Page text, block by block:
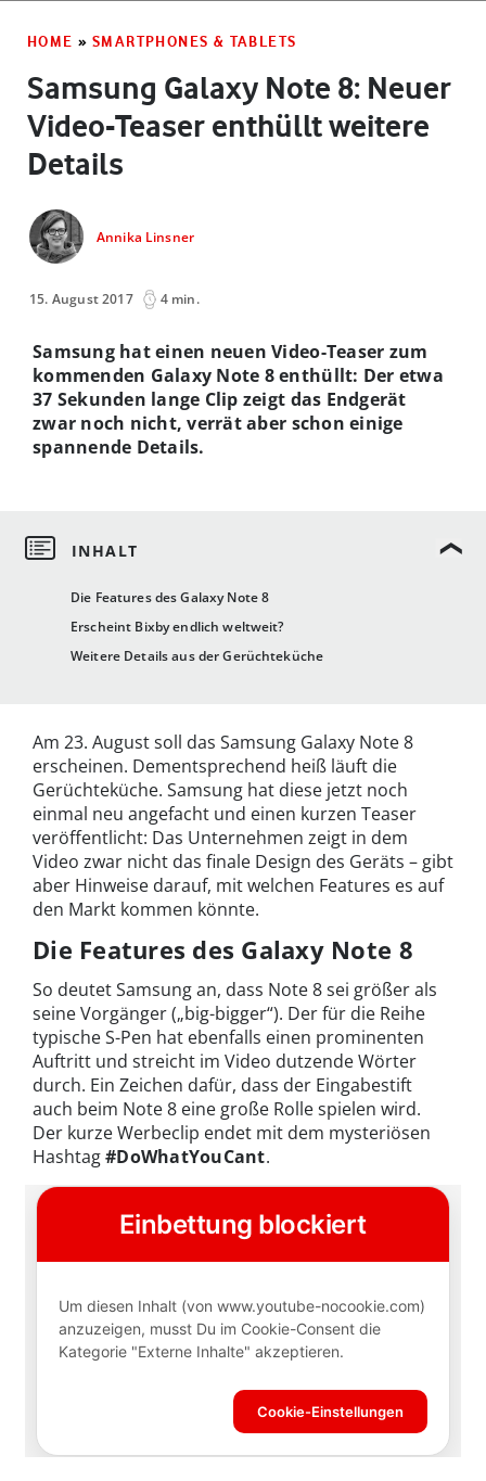
HOME » SMARTPHONES & TABLETS
Samsung Galaxy Note 8: Neuer
Video-Teaser enthüllt weitere
Details
Annika Linsner
15. August 2017 4 min.
Die Features des Galaxy Note 8
Erscheint Bixby endlich weltweit?
Weitere Details aus der Gerüchteküche
Samsung hat einen neuen Video-Teaser zum
kommenden Galaxy Note 8 enthüllt: Der etwa
37 Sekunden lange Clip zeigt das Endgerät
zwar noch nicht, verrät aber schon einige
spannende Details.
Am 23. August soll das Samsung Galaxy Note 8
erscheinen. Dementsprechend heiß läuft die
Gerüchteküche. Samsung hat diese jetzt noch
einmal neu angefacht und einen kurzen Teaser
veröffentlicht: Das Unternehmen zeigt in dem
Video zwar nicht das finale Design des Geräts – gibt
aber Hinweise darauf, mit welchen Features es auf
den Markt kommen könnte.
Die Features des Galaxy Note 8
So deutet Samsung an, dass Note 8 sei größer als
seine Vorgänger („big-bigger“). Der für die Reihe
typische S-Pen hat ebenfalls einen prominenten
Auftritt und streicht im Video dutzende Wörter
durch. Ein Zeichen dafür, dass der Eingabestift
auch beim Note 8 eine große Rolle spielen wird.
Der kurze Werbeclip endet mit dem mysteriösen
Hashtag#DoWhatYouCant.